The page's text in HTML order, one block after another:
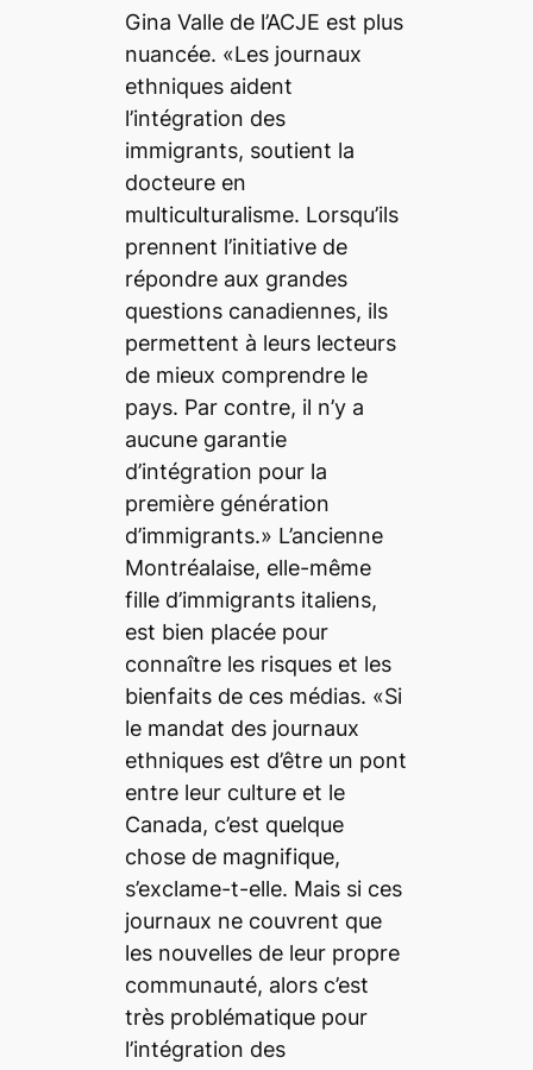
Gina Valle de l’ACJE est plus
nuancée. «Les journaux
ethniques aident
l’intégration des
immigrants, soutient la
docteure en
multiculturalisme. Lorsqu’ils
prennent l’initiative de
répondre aux grandes
questions canadiennes, ils
permettent à leurs lecteurs
de mieux comprendre le
pays. Par contre, il n’y a
aucune garantie
d’intégration pour la
première génération
d’immigrants.» L’ancienne
Montréalaise, elle-même
fille d’immigrants italiens,
est bien placée pour
connaître les risques et les
bienfaits de ces médias. «Si
le mandat des journaux
ethniques est d’être un pont
entre leur culture et le
Canada, c’est quelque
chose de magnifique,
s’exclame-t-elle. Mais si ces
journaux ne couvrent que
les nouvelles de leur propre
communauté, alors c’est
très problématique pour
l’intégration des